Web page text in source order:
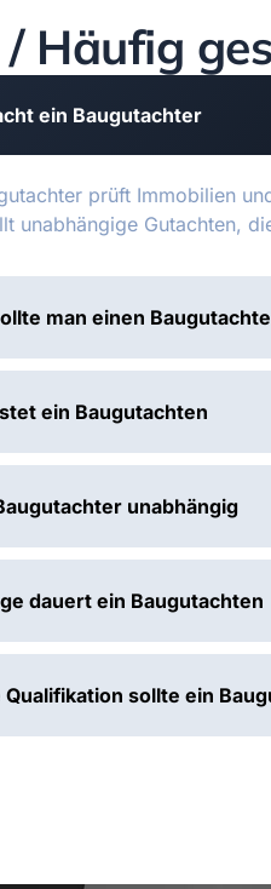
/ Häufig
ein Baugutachter
prüft Immobilien
unabhängige Gutachten,
man einen
ein Baugutachten
unabhängig
dauert ein Baugutachten
Qualifikation sollte ein